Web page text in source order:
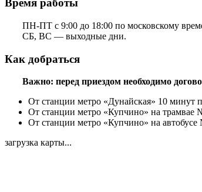
Время работы
ПН-ПТ с 9:00 до 18:00 по московскому
СБ, ВС — выходные дни.
Как добраться
Важно: перед приездом необходимо
От станции метро «Дунайская» 10 минут
От станции метро «Купчино» на трамвае
От станции метро «Купчино» на автобусе
загрузка карты...